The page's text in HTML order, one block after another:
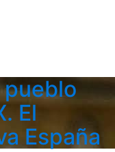
pueblo
El
España